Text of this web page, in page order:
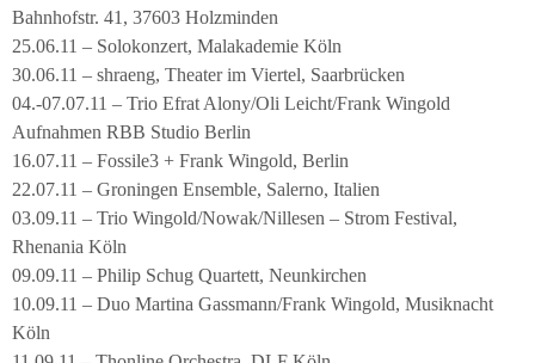
Bahnhofstr. 41, 37603 Holzminden
25.06.11 – Solokonzert, Malakademie Köln
30.06.11 – shraeng, Theater im Viertel, Saarbrücken
04.-07.07.11 – Trio Efrat Alony/Oli Leicht/Frank Wingold
Aufnahmen RBB Studio Berlin
16.07.11 – Fossile3 + Frank Wingold, Berlin
22.07.11 – Groningen Ensemble, Salerno, Italien
03.09.11 – Trio Wingold/Nowak/Nillesen – Strom Festival,
Rhenania Köln
09.09.11 – Philip Schug Quartett, Neunkirchen
10.09.11 – Duo Martina Gassmann/Frank Wingold, Musiknacht
Köln